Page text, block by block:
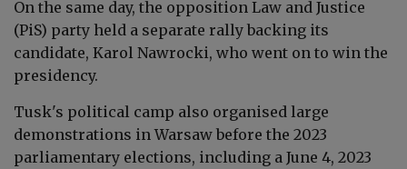
On the same day, the opposition Law and Justice
(PiS) party held a separate rally backing its
candidate, Karol Nawrocki, who went on to win the
presidency.
Tusk's political camp also organised large
demonstrations in Warsaw before the 2023
parliamentary elections, including a June 4, 2023